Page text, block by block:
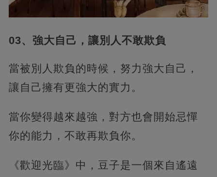
03、強大自己，讓別人不敢欺負
當被別人欺負的時候，努力強大自己，
讓自己擁有更強大的實力。
當你變得越來越強，對方也會開始忌憚
你的能力，不敢再欺負你。
《歡迎光臨》中，豆子是一個來自遙遠